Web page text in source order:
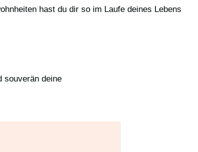
hast du dir so im Laufe deines Lebens
souverän deine